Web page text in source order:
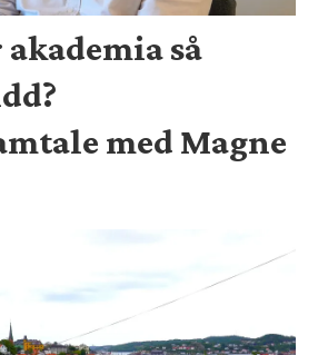
så
med Magne